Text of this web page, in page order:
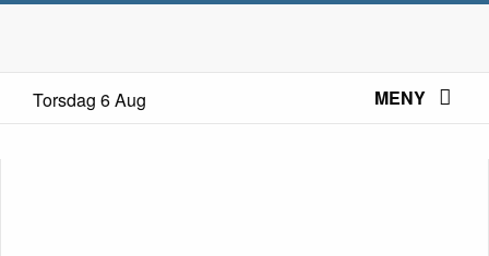
Torsdag 6 Aug MENY